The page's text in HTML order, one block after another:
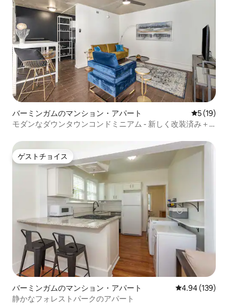
バーミンガムのマンション・アパート レビュー
5 (19)
モダンなダウンタウンコンドミニアム - 新しく改装済み＋
ゲストチョイス
ゲストチョイス
バーミンガムのマンション・アパート レビュー139
4.94 (139)
静かなフォレストパークのアパート